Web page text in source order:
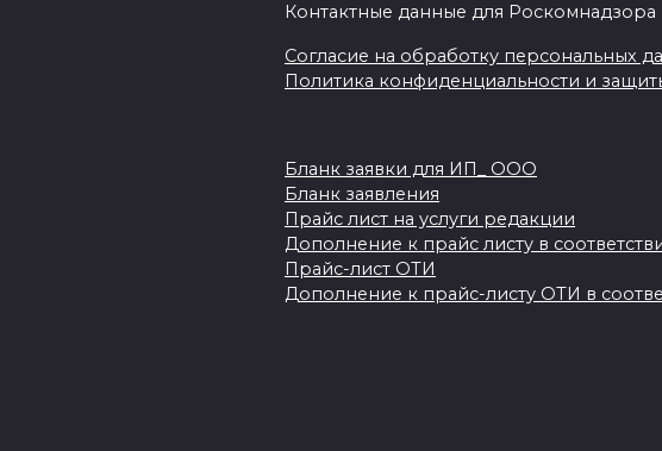
Контактные данные для
Согласие на обработку персональных
Политика конфиденциальности и
Бланк заявки для ИП_ ООО
Бланк заявления
Прайс лист на услуги редакции
Дополнение к прайс листу в
Прайс-лист ОТИ
Дополнение к прайс-листу ОТИ в